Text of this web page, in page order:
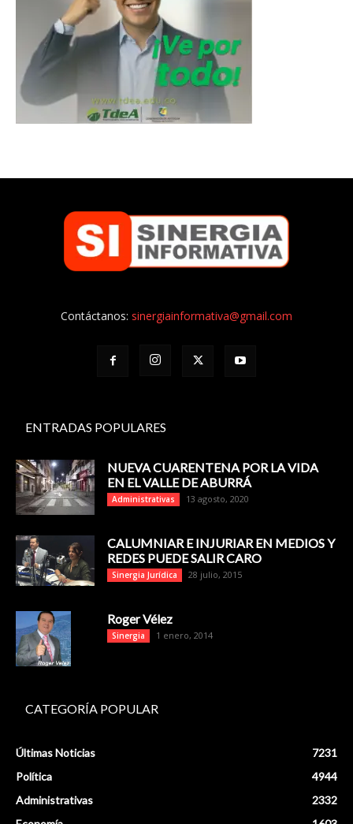
Contáctanos: sinergiainformativa@gmail.com
ENTRADAS POPULARES
NUEVA CUARENTENA POR LA VIDA
EN EL VALLE DE ABURRÁ
Administrativas 13 agosto, 2020
CALUMNIAR E INJURIAR EN MEDIOS Y
REDES PUEDE SALIR CARO
Sinergia Jurídica 28 julio, 2015
Roger Vélez
Sinergia 1 enero, 2014
CATEGORÍA POPULAR
Últimas Noticias
7231
Política
4944
Administrativas
2332